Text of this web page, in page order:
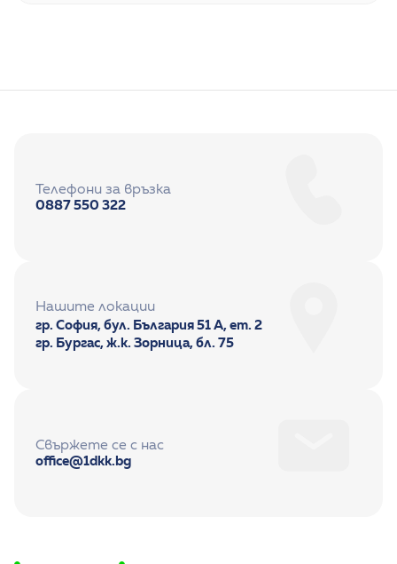
Телефони за връзка
0887 550 322
Нашите локации
гр. София, бул. България 51 А, ет. 2
гр. Бургас, ж.к. Зорница, бл. 75
Свържете се с нас
office@1dkk.bg